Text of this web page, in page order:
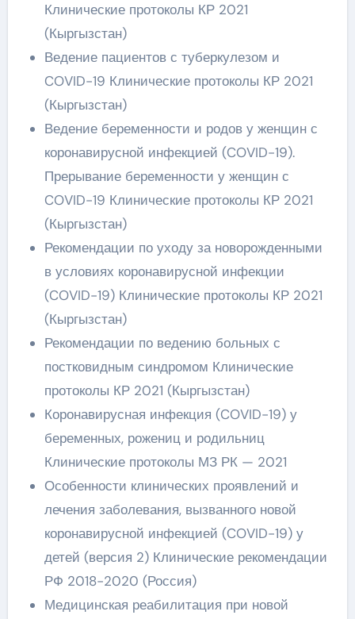
Клинические протоколы КР 2021
(Кыргызстан)
Ведение пациентов с туберкулезом и
COVID-19 Клинические протоколы КР 2021
(Кыргызстан)
Ведение беременности и родов у женщин с
коронавирусной инфекцией (COVID-19).
Прерывание беременности у женщин с
COVID-19 Клинические протоколы КР 2021
(Кыргызстан)
Рекомендации по уходу за новорожденными
в условиях коронавирусной инфекции
(COVID-19) Клинические протоколы КР 2021
(Кыргызстан)
Рекомендации по ведению больных с
постковидным синдромом Клинические
протоколы КР 2021 (Кыргызстан)
Коронавирусная инфекция (COVID-19) у
беременных, рожениц и родильниц
Клинические протоколы МЗ РК — 2021
Особенности клинических проявлений и
лечения заболевания, вызванного новой
коронавирусной инфекцией (COVID-19) у
детей (версия 2) Клинические рекомендации
РФ 2018-2020 (Россия)
Медицинская реабилитация при новой